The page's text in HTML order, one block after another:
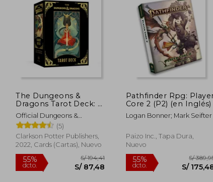
dcto. S/ 99,91
55%
dcto.
The Dungeons &
Dragons Tarot Deck: A
78-Card Deck and
Guidebook (en Inglés)
Official Dungeons &
Dragons Licensed ; Gissubel,
Fred
(5)
Clarkson Potter Publishers,
2022, Cards (Cartas), Nuevo
Pathfinder Rpg:
Core 2 (P2) (en Inglés)
Logan Bonner; Mark Seifter
Paizo Inc., Tapa Dura,
Nuevo